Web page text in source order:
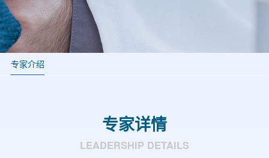
专家介绍
专家详情
LEADERSHIP DETAILS